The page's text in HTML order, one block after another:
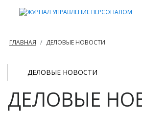
ГЛАВНАЯ ДЕЛОВЫЕ НОВОСТИ
ДЕЛОВЫЕ НОВОСТИ
ДЕЛОВЫЕ